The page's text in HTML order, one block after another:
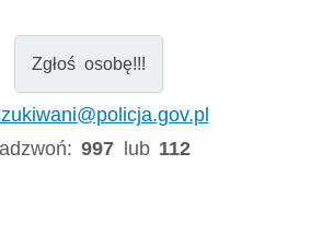
Zgłoś osobę!!!
997 lub 112